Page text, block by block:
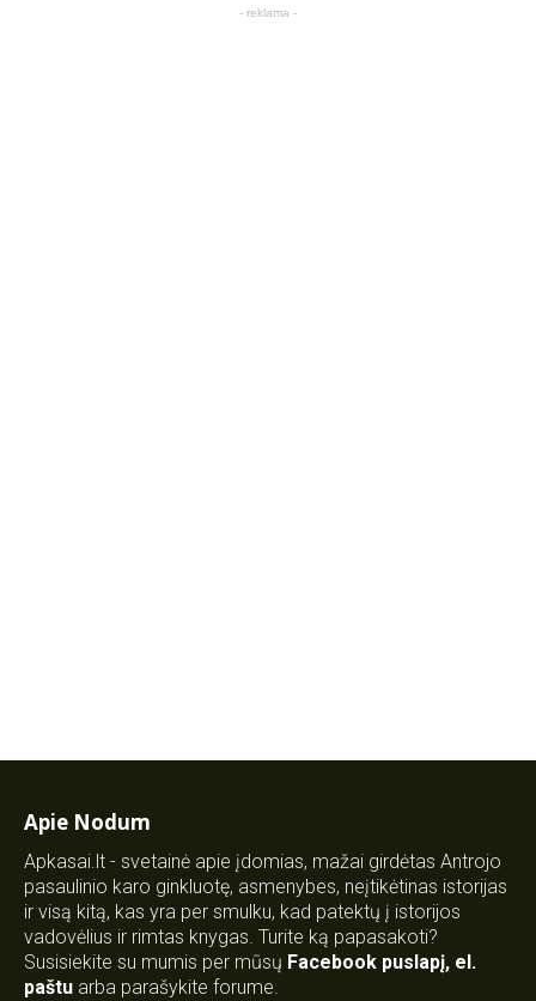
- reklama -
Apie Nodum
Apkasai.lt - svetainė apie įdomias, mažai girdėtas Antrojo
pasaulinio karo ginkluotę, asmenybes, neįtikėtinas istorijas
ir visą kitą, kas yra per smulku, kad patektų į istorijos
vadovėlius ir rimtas knygas. Turite ką papasakoti?
Susisiekite su mumis per mūsų Facebook puslapį, el.
paštu arba parašykite forume.